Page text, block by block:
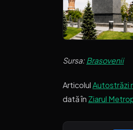
Sursa:Brasovenii
ArticolulAutostrăzi
dată în Ziarul